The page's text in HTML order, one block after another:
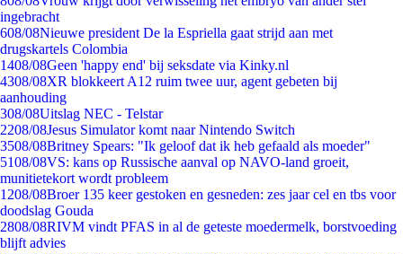
ingebracht
608/08Nieuwe president De la Espriella gaat strijd aan met
drugskartels Colombia
1408/08Geen 'happy end' bij seksdate via Kinky.nl
4308/08XR blokkeert A12 ruim twee uur, agent gebeten bij
aanhouding
308/08Uitslag NEC - Telstar
2208/08Jesus Simulator komt naar Nintendo Switch
3508/08Britney Spears: "Ik geloof dat ik heb gefaald als moeder"
5108/08VS: kans op Russische aanval op NAVO-land groeit,
munitietekort wordt probleem
1208/08Broer 135 keer gestoken en gesneden: zes jaar cel en tbs voor
doodslag Gouda
2808/08RIVM vindt PFAS in al de geteste moedermelk, borstvoeding
blijft advies